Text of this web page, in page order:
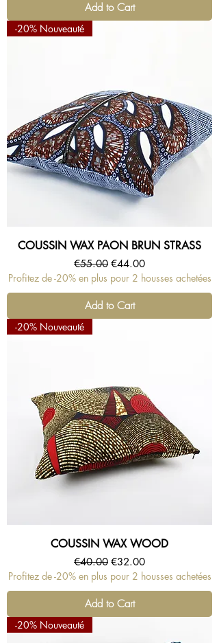
Add to Cart
-20% Nouveauté
COUSSIN WAX PAON BRUN STRASS
Regular Price
€55.00 Sale Price
€44.00
Profitez de -20% en plus pour 2 housses achetées
Add to Cart
-20% Nouveauté
COUSSIN WAX WOOD
Regular Price
€40.00 Sale Price
€32.00
Profitez de -20% en plus pour 2 housses achetées
Add to Cart
-20% Nouveauté